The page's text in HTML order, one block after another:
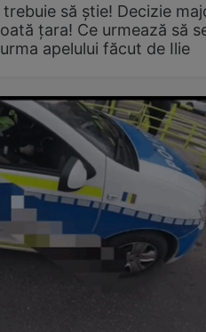
să știe! Decizie
țara! Ce urmează să
apelului făcut de Ilie